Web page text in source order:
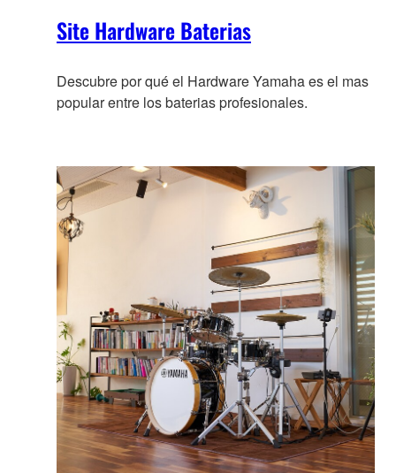
Site Hardware Baterias
Descubre por qué el Hardware Yamaha es el mas
popular entre los baterias profesionales.